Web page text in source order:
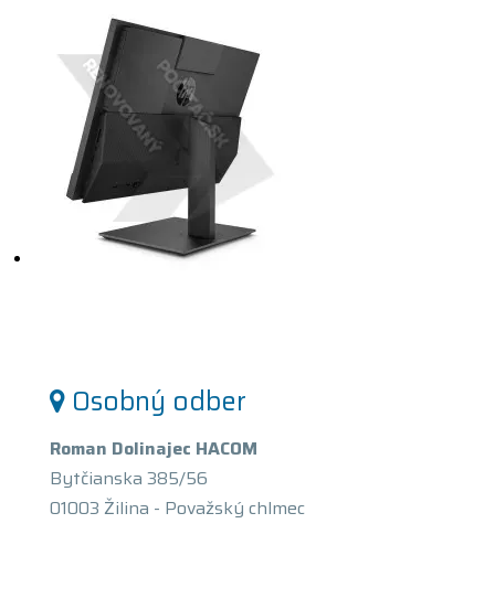
Osobný odber
Roman Dolinajec HACOM
Bytčianska 385/56
01003 Žilina - Považský chlmec